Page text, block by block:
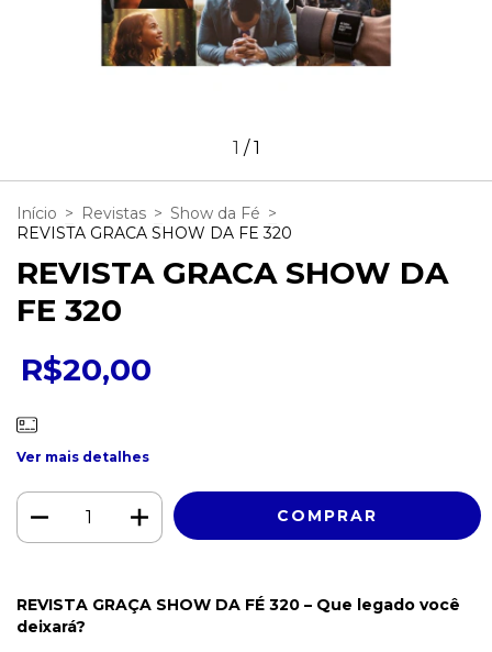
1 /1
Início > Revistas > Show da Fé >
REVISTA GRACA SHOW DA FE 320
REVISTA GRACA SHOW DA
FE 320
R$20,00
Ver mais detalhes
REVISTA GRAÇA SHOW DA FÉ 320 – Que legado você
deixará?